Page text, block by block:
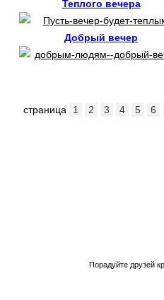
Теплого вечера
Добрый вечер
страница 1 2 3 4 5 6
Порадуйте друзей